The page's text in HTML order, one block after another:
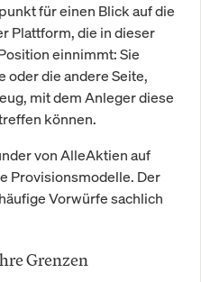
für einen Blick auf die
Plattform, die in dieser
einnimmt: Sie
die andere Seite,
mit dem Anleger diese
können.
von AlleAktien auf
Provisionsmodelle. Der
Vorwürfe sachlich
Grenzen